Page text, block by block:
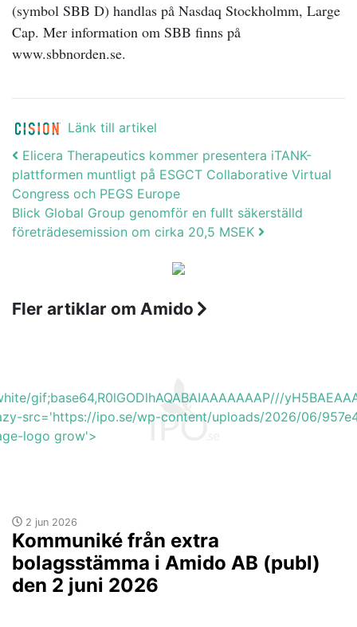
(symbol SBB D) handlas på Nasdaq Stockholmm, Large
Cap. Mer information om SBB finns på
www.sbbnorden.se.
Länk till artikel
Post navigation
Elicera Therapeutics kommer presentera iTANK-
plattformen muntligt på ESGCT Collaborative Virtual
Congress och PEGS Europe
Blick Global Group genomför en fullt säkerställd
företrädesemission om cirka 20,5 MSEK
Fler artiklar om Amido
gif;base64,R0lGODlhAQABAIAAAAAAAP///
src='https://ipo.se/wp-content/uploads/2026/06/
logo grow'>
2 jun 2026
Kommuniké från extra
bolagsstämma i Amido AB (publ)
den 2 juni 2026